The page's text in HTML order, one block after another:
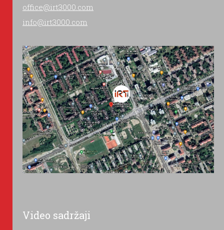
office@irt3000.com
info@irt3000.com
Video sadržaji